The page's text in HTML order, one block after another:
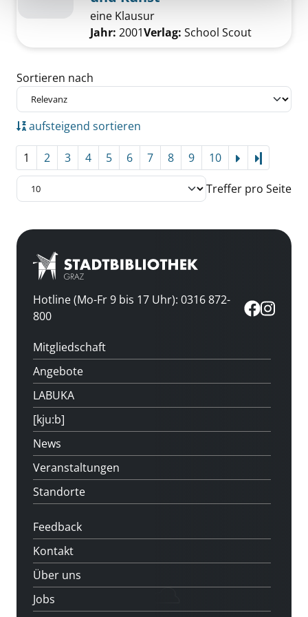
eine Klausur
Suche nach diesem Verfasser
Jahr: 2001Verlag: School Scout
Zu den Suchfiltern springen
Sortieren nach
aufsteigend sortieren
1 2 3 4 5 6 7 8 9 10
Treffer pro Seite
Hotline (Mo-Fr 9 bis 17 Uhr): 0316 872-
800
Mitgliedschaft
Angebote
LABUKA
[kju:b]
News
Veranstaltungen
Standorte
Feedback
Kontakt
Über uns
Jobs